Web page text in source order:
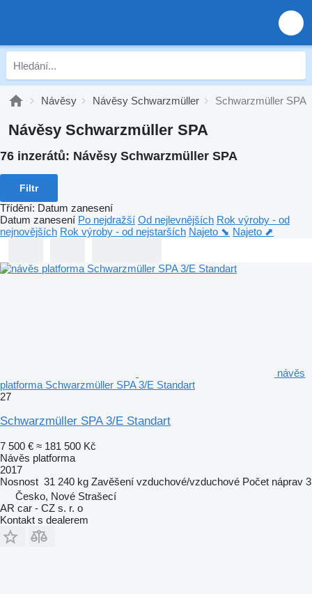
Návěsy Návěsy Schwarzmüller Schwarzmüller SPA
Návěsy Schwarzmüller SPA
76 inzerátů: Návěsy Schwarzmüller SPA
Filtr
Třídění: Datum zanesení
Datum zanesení Po nejdražší Od nejlevnějších Rok výroby - od
nejnovějších Rok výroby - od nejstarších Najeto ⬊ Najeto ⬈
návěs
platforma Schwarzmüller SPA 3/E Standart
27
Schwarzmüller SPA 3/E Standart
7 500 € ≈ 181 500 Kč
Návěs platforma
2017
Nosnost 31 240 kg Zavěšení vzduchové/vzduchové Počet náprav 3
Česko, Nové Strašecí
AR car - CZ s. r. o
Kontakt s dealerem